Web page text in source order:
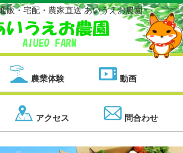
販・宅配・農家直送 あいうえお農園
農業体験 動画
アクセス 問合わせ